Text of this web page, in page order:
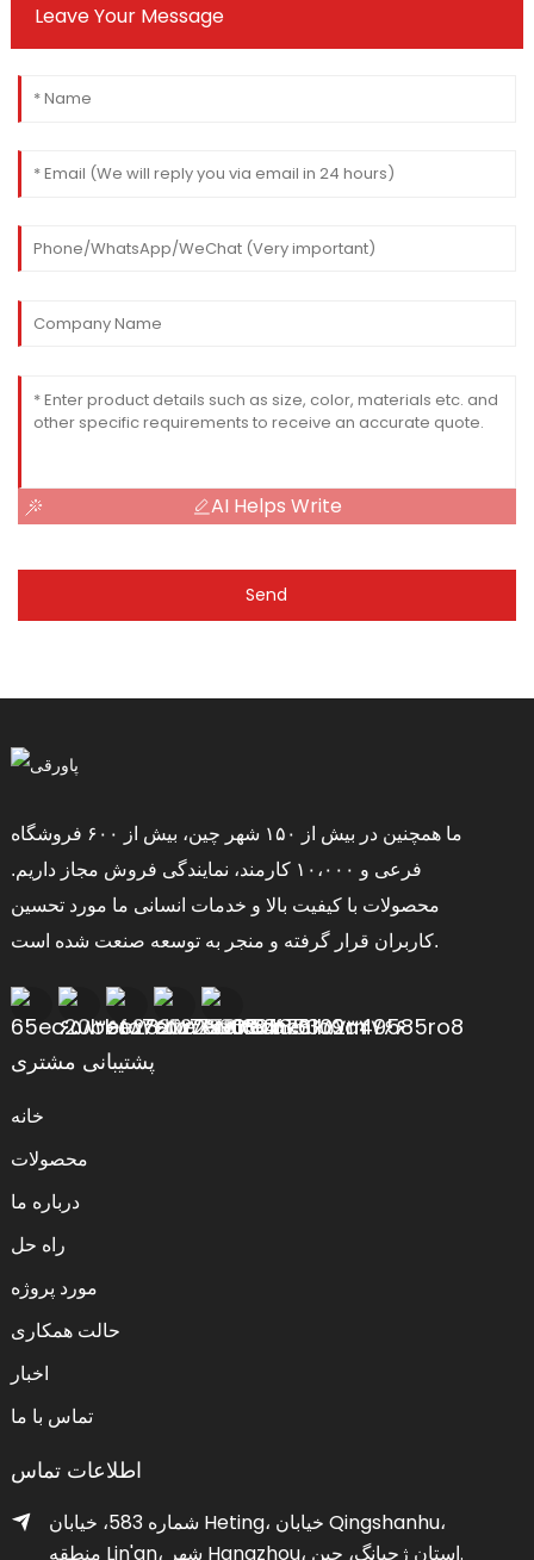
Leave Your Message
AI Helps Write
Send
ما همچنین در بیش از ۱۵۰ شهر چین، بیش از ۶۰۰ فروشگاه
فرعی و ۱۰،۰۰۰ کارمند، نمایندگی فروش مجاز داریم.
محصولات با کیفیت بالا و خدمات انسانی ما مورد تحسین
کاربران قرار گرفته و منجر به توسعه صنعت شده است.
پشتیبانی مشتری
خانه
محصولات
درباره ما
راه حل
مورد پروژه
حالت همکاری
اخبار
تماس با ما
اطلاعات تماس
شماره 583، خیابان Heting، خیابان Qingshanhu،
منطقه Lin'an، شهر Hangzhou، استان ژجیانگ، چین.